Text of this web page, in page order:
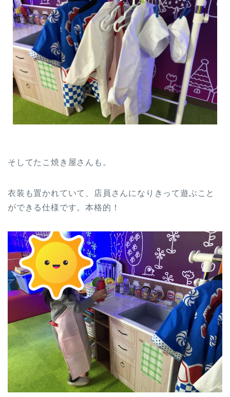
そしてたこ焼き屋さんも。
衣装も置かれていて、店員さんになりきって遊ぶこと
ができる仕様です。本格的！